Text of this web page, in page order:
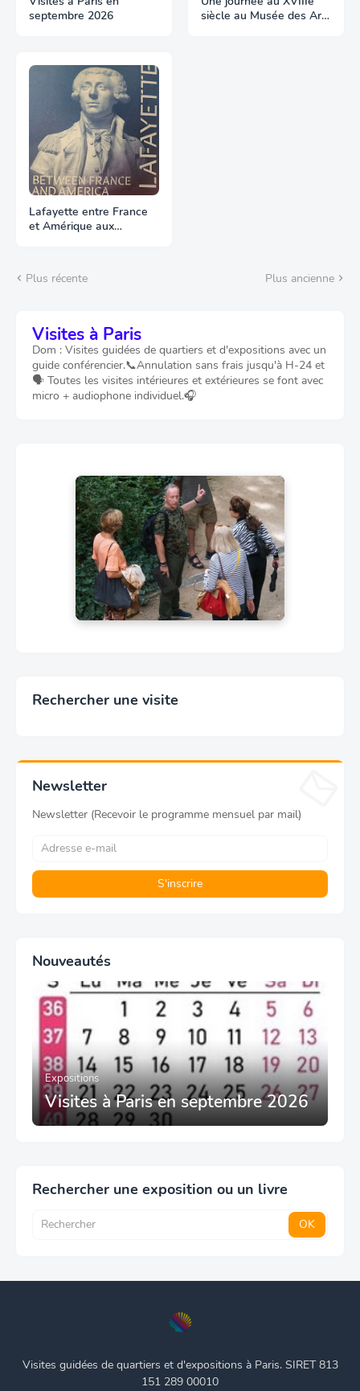
septembre 2026
siècle au Musée des Arts
Lafayette entre France
et Amérique aux
Plus récente Plus ancienne
Visites à Paris
Dom : Visites guidées de quartiers et d'expositions avec un
guide conférencier.📞Annulation sans frais jusqu'à H-24 et
🗣️ Toutes les visites intérieures et extérieures se font avec
micro + audiophone individuel.🎧
Rechercher une visite
Newsletter
Newsletter (Recevoir le programme mensuel par mail)
Nouveautés
Expositions
Visites à Paris en septembre 2026
Rechercher une exposition ou un livre
Visites guidées de quartiers et d'expositions à Paris. SIRET 813
151 289 00010